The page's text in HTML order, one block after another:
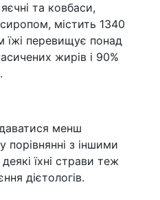
та ковбаси,
містить 1340
їжі перевищує понад
жирів і 90%
менш
порівнянні з іншими
їхні страви теж
дієтологів.